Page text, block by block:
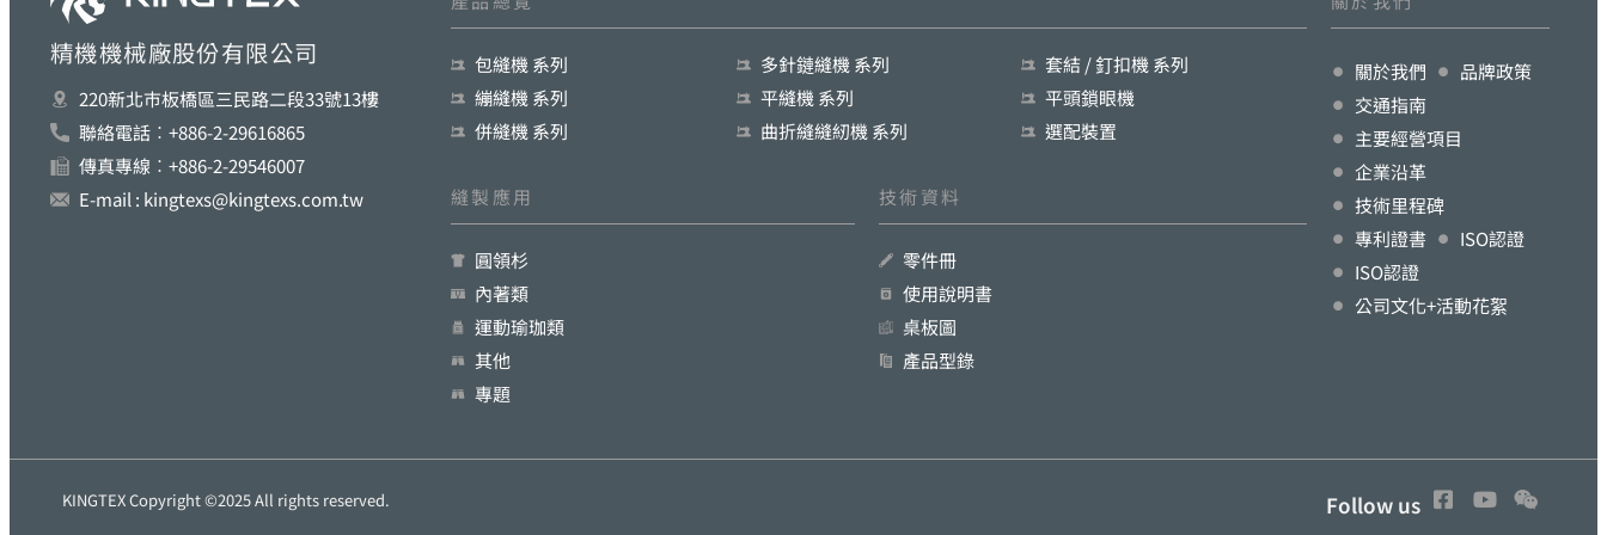
精機機械廠股份有限公司
220新北巿板橋區三民路二段33號13樓
聯絡電話︰+886-2-29616865
傳真專線︰+886-2-29546007
E-mail : kingtexs@kingtexs.com.tw
包縫機 系列
繃縫機 系列
併縫機 系列
多針鏈縫機 系列
平縫機 系列
曲折縫縫紉機 系列
套結 / 釘扣機 系列
平頭鎖眼機
選配裝置
縫製應用 技術資料
圓領杉
內著類
運動瑜珈類
其他
專題
零件冊
使用說明書
桌板圖
產品型錄
關於我們
品牌政策
交通指南
主要經營項目
企業沿革
技術里程碑
專利證書
ISO認證
ISO認證
公司文化+活動花絮
KINGTEX Copyright ©2025 All rights reserved. Follow us